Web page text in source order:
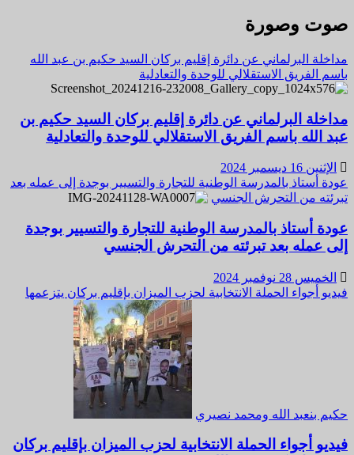
صوت وصورة
مداخلة البرلماني عن دائرة إقليم بركان السيد حكيم بن عبد الله
باسم الفريق الاستقلالي للوحدة والتعادلية
مداخلة البرلماني عن دائرة إقليم بركان السيد حكيم بن
عبد الله باسم الفريق الاستقلالي للوحدة والتعادلية
الإثنين 16 ديسمبر 2024
عودة أستاذ بالمدرسة الوطنية للتجارة والتسيير بوجدة إلى عمله بعد
تبرئته من التحرش الجنسي
عودة أستاذ بالمدرسة الوطنية للتجارة والتسيير بوجدة
إلى عمله بعد تبرئته من التحرش الجنسي
الخميس 28 نوفمبر 2024
فيديو أجواء الحملة الانتخابية لحزب الميزان بإقليم بركان يتزعمها
حكيم بنعبد الله ومحمد نصيري
فيديو أجواء الحملة الانتخابية لحزب الميزان بإقليم بركان